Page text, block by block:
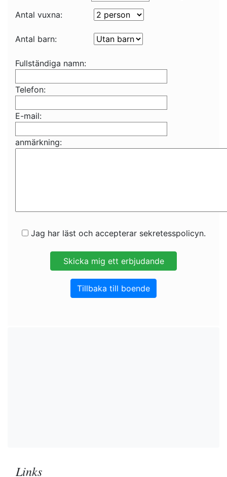
Antal vuxna:
Antal barn:
Fullständiga namn:
Telefon:
E-mail:
anmärkning:
Jag har läst och accepterar sekretesspolicyn.
Tillbaka till boende
Links